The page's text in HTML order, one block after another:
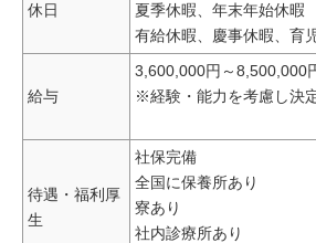
休日
夏季休暇、年末年始休暇
有給休暇、慶事休暇、育
給与
3,600,000円～8,500,000
※経験・能力を考慮し決
待遇・福利厚
生
社保完備
全国に保養所あり
寮あり
社内診療所あり